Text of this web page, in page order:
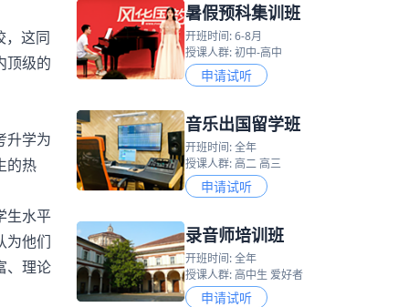
这同
顶级的
升学为
的热
生水平
为他们
、理论
暑假预科集训班
开班时间: 6-8月
授课人群: 初中-高中
申请试听
音乐出国留学班
开班时间: 全年
授课人群: 高二 高三
申请试听
录音师培训班
开班时间: 全年
授课人群: 高中生 爱好者
申请试听